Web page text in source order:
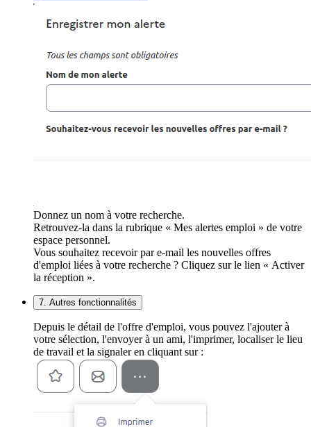
Donnez un nom à votre recherche.
Retrouvez-la dans la rubrique « Mes alertes emploi » de votre
espace personnel.
Vous souhaitez recevoir par e-mail les nouvelles offres
d'emploi liées à votre recherche ? Cliquez sur le lien « Activer
la réception ».
7. Autres fonctionnalités
Depuis le détail de l'offre d'emploi, vous pouvez l'ajouter à
votre sélection, l'envoyer à un ami, l'imprimer, localiser le lieu
de travail et la signaler en cliquant sur :